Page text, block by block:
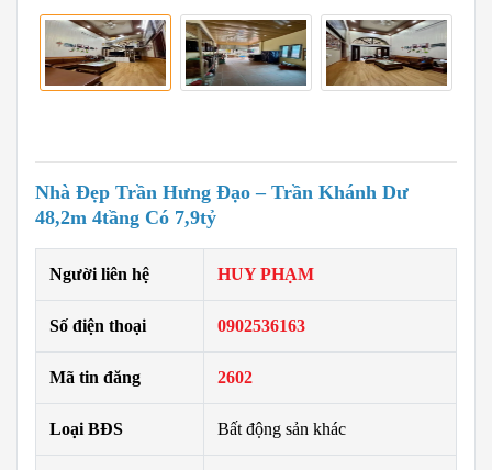
Nhà Đẹp Trần Hưng Đạo – Trần Khánh Dư
48,2m 4tầng Có 7,9tỷ
Người liên hệ HUY PHẠM
Số điện thoại 0902536163
Mã tin đăng 2602
Loại BĐS Bất động sản khác